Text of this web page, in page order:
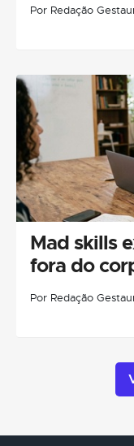
Por Redação
Mad skills
fora do
Por Redação